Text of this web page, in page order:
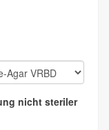
nicht steriler